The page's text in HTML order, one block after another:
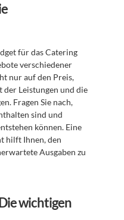
für das Catering
verschiedener
nur auf den Preis,
der Leistungen und die
Fragen Sie nach,
sind und
können. Eine
hilft Ihnen, den
Ausgaben zu
wichtigen